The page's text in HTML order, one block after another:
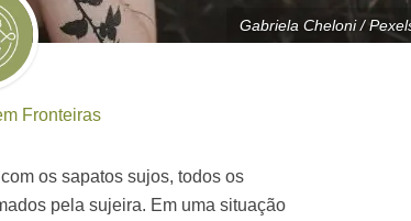
Gabriela Cheloni /
Fronteiras
os sapatos sujos, todos os
pela sujeira. Em uma situação